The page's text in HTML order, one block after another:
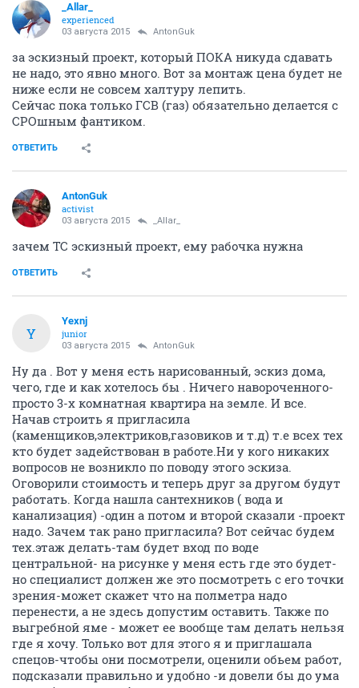
_Allar_
experienced
03 августа 2015 AntonGuk
за эскизный проект, который ПОКА никуда сдавать
не надо, это явно много. Вот за монтаж цена будет не
ниже если не совсем халтуру лепить.
Сейчас пока только ГСВ (газ) обязательно делается с
СРОшным фантиком.
ОТВЕТИТЬ
AntonGuk
activist
03 августа 2015 _Allar_
зачем ТС эскизный проект, ему рабочка нужна
ОТВЕТИТЬ
Y
Yexnj
junior
03 августа 2015 AntonGuk
Ну да . Вот у меня есть нарисованный, эскиз дома,
чего, где и как хотелось бы . Ничего навороченного-
просто 3-х комнатная квартира на земле. И все.
Начав строить я пригласила
(каменщиков,электриков,газовиков и т.д) т.е всех тех
кто будет задействован в работе.Ни у кого никаких
вопросов не возникло по поводу этого эскиза.
Оговорили стоимость и теперь друг за другом будут
работать. Когда нашла сантехников ( вода и
канализация) -один а потом и второй сказали -проект
надо. Зачем так рано пригласила? Вот сейчас будем
тех.этаж делать-там будет вход по воде
центральной- на рисунке у меня есть где это будет-
но специалист должен же это посмотреть с его точки
зрения-может скажет что на полметра надо
перенести, а не здесь допустим оставить. Также по
выгребной яме - может ее вообще там делать нельзя
где я хочу. Только вот для этого я и приглашала
спецов-чтобы они посмотрели, оценили обьем работ,
подсказали правильно и удобно -и довели бы до ума